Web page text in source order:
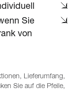
Sie
von
Lieferumfang,
Sie auf die Pfeile,